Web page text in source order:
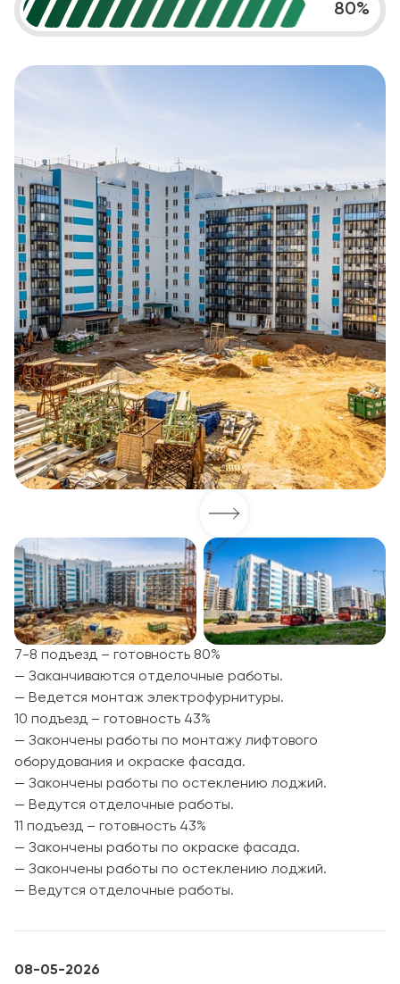
80%
7-8 подъезд – готовность 80%
— Заканчиваются отделочные работы.
— Ведется монтаж электрофурнитуры.
10 подъезд – готовность 43%
— Закончены работы по монтажу лифтового
оборудования и окраске фасада.
— Закончены работы по остеклению лоджий.
— Ведутся отделочные работы.
11 подъезд – готовность 43%
— Закончены работы по окраске фасада.
— Закончены работы по остеклению лоджий.
— Ведутся отделочные работы.
08-05-2026